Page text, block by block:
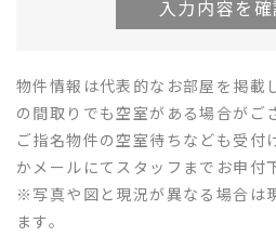
物件情報は代表的なお部屋を掲載
の間取りでも空室がある場合がご
ご指名物件の空室待ちなども受付
かメールにてスタッフまでお申付
※写真や図と現況が異なる場合は
ます。